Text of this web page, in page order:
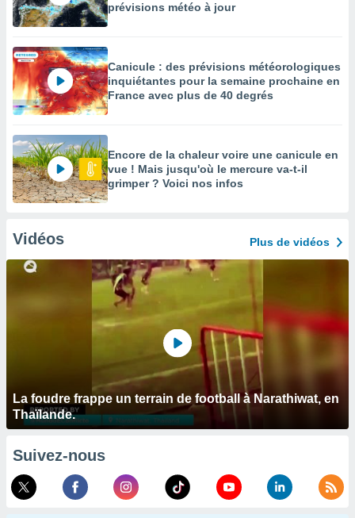
prévisions météo à jour
Canicule : des prévisions météorologiques
inquiétantes pour la semaine prochaine en
France avec plus de 40 degrés
Encore de la chaleur voire une canicule en
vue ! Mais jusqu'où le mercure va-t-il
grimper ? Voici nos infos
Vidéos Plus de vidéos
La foudre frappe un terrain de football à Narathiwat, en
Thaïlande.
Suivez-nous